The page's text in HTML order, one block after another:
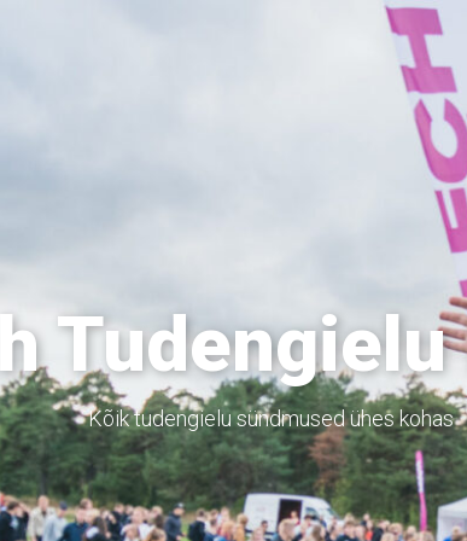
Kõik tudengielu sündmused ühes kohas